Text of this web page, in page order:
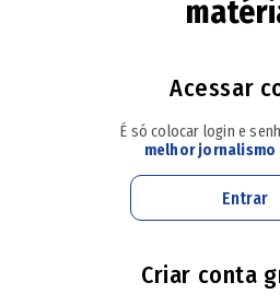
Brasília para Uberlândia, em
atingido na manhã de sexta-feira
, a Polícia Civil de
investigação continua e está a
Policial de Luziânia. À
também que deve aguardar o
Acessar
É só colocar login e
melhor jornalismo
Entrar
Criar conta